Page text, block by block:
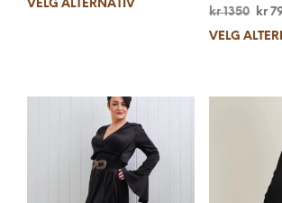
VELG ALTERNATIV
kr1350 kr
VELG